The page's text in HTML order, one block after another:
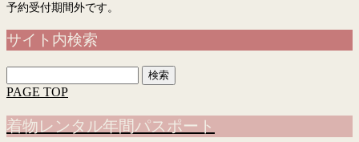
予約受付期間外です。
サイト内検索
索:
PAGE TOP
着物レンタル年間パスポート